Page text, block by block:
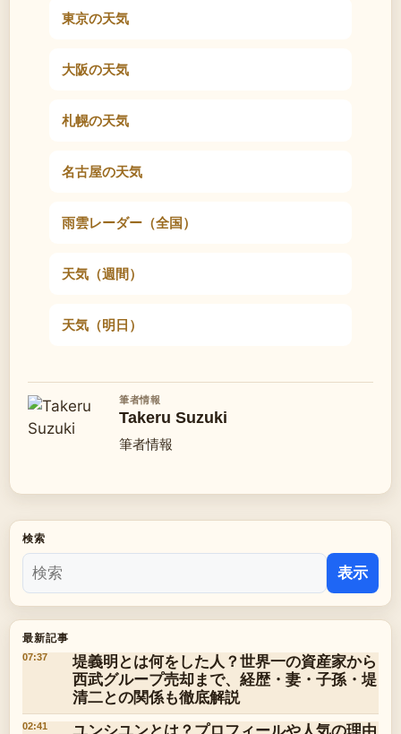
東京の天気
大阪の天気
札幌の天気
名古屋の天気
雨雲レーダー（全国）
天気（週間）
天気（明日）
筆者情報
Takeru Suzuki
筆者情報
検索
表示
最新記事
07:37
堤義明とは何をした人？世界一の資産家から
西武グループ売却まで、経歴・妻・子孫・堤
清二との関係も徹底解説
02:41